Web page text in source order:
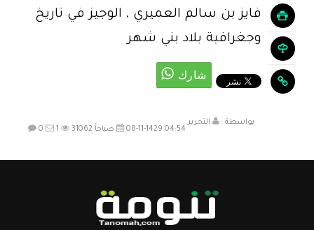
فايز بن سالم العميري , الوجيز في تاريخ
وجغرافية بلاد بني شهر
بواسطة :
التحرير
08-11-1429 04:54 صباحاً
0 1 31062